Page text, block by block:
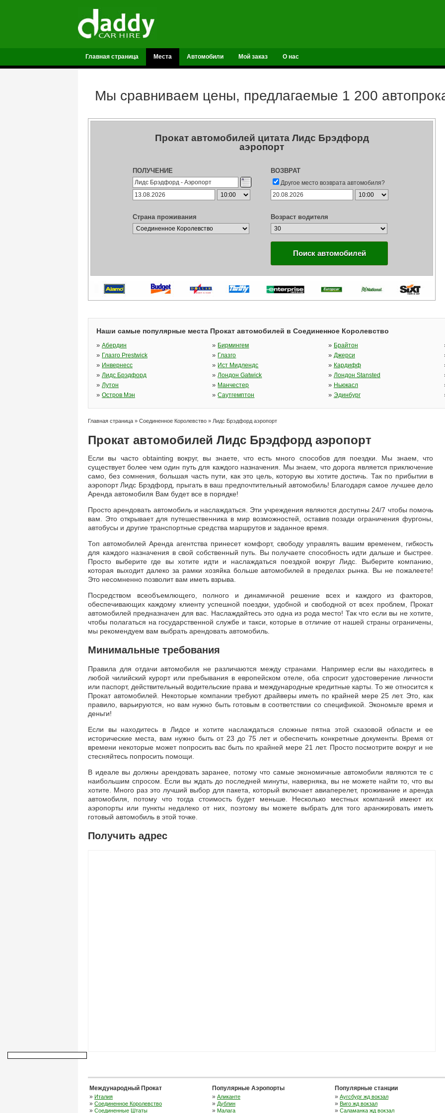
Главная страница Места Автомобили Мой заказ О нас
Мы сравниваем цены, предлагаемые 1 200
Прокат автомобилей цитата Лидс Брэдфорд
аэропорт
ПОЛУЧЕНИЕ ВОЗВРАТ
Другое место возврата автомобиля?
Страна проживания Возраст водителя
Поиск автомобилей
Наши самые популярные места Прокат автомобилей в Соединенное Королевство
» Абердин » Бирмингем » Брайтон
» Глазго Prestwick » Глазго » Джерси
» Инвернесс » Ист Мидлендс » Кардифф
» Лидс Брэдфорд »Лондон Gatwick » Лондон Stansted
» Лутон » Манчестер » Ньюкасл
» Остров Мэн »Саутгемптон » Эдинбург
Главная страница » Соединенное Королевство » Лидс Брэдфорд аэропорт
Прокат автомобилей Лидс Брэдфорд аэропорт
Если вы часто obtainting вокруг, вы знаете, что есть много способов для поездки. Мы знаем, что
существует более чем один путь для каждого назначения. Мы знаем, что дорога является приключение
само, без сомнения, большая часть пути, как это цель, которую вы хотите достичь. Так по прибытии в
аэропорт Лидс Брэдфорд, прыгать в ваш предпочтительный автомобиль! Благодаря самое лучшее дело
Аренда автомобиля Вам будет все в порядке!
Просто арендовать автомобиль и наслаждаться. Эти учреждения являются доступны 24/7 чтобы помочь
вам. Это открывает для путешественника в мир возможностей, оставив позади ограничения фургоны,
автобусы и другие транспортные средства маршрутов и заданное время.
Топ автомобилей Аренда агентства принесет комфорт, свободу управлять вашим временем, гибкость
для каждого назначения в свой собственный путь. Вы получаете способность идти дальше и быстрее.
Просто выберите где вы хотите идти и наслаждаться поездкой вокруг Лидс. Выберите компанию,
которая выходит далеко за рамки хозяйка больше автомобилей в пределах рынка. Вы не пожалеете!
Это несомненно позволит вам иметь взрыва.
Посредством всеобъемлющего, полного и динамичной решение всех и каждого из факторов,
обеспечивающих каждому клиенту успешной поездки, удобной и свободной от всех проблем, Прокат
автомобилей предназначен для вас. Наслаждайтесь это одна из рода место! Так что если вы не хотите,
чтобы полагаться на государственной службе и такси, которые в отличие от нашей страны ограничены,
мы рекомендуем вам выбрать арендовать автомобиль.
Минимальные требования
Правила для отдачи автомобиля не различаются между странами. Например если вы находитесь в
любой чилийский курорт или пребывания в европейском отеле, оба спросит удостоверение личности
или паспорт, действительный водительские права и международные кредитные карты. То же относится к
Прокат автомобилей. Некоторые компании требуют драйверы иметь по крайней мере 25 лет. Это, как
правило, варьируются, но вам нужно быть готовым в соответствии со спецификой. Экономьте время и
деньги!
Если вы находитесь в Лидсе и хотите наслаждаться сложные пятна этой сказовой области и ее
исторические места, вам нужно быть от 23 до 75 лет и обеспечить конкретные документы. Время от
времени некоторые может попросить вас быть по крайней мере 21 лет. Просто посмотрите вокруг и не
стесняйтесь попросить помощи.
В идеале вы должны арендовать заранее, потому что самые экономичные автомобили являются те с
наибольшим спросом. Если вы ждать до последней минуты, наверняка, вы не можете найти то, что вы
хотите. Много раз это лучший выбор для пакета, который включает авиаперелет, проживание и аренда
автомобиля, потому что тогда стоимость будет меньше. Несколько местных компаний имеют их
аэропорты или пункты недалеко от них, поэтому вы можете выбрать для того аранжировать иметь
готовый автомобиль в этой точке.
Получить адрес
Международный Прокат
» Италия
» Соединенное Королевство
» Соединенные Штаты
Популярные Аэропорты
» Аликанте
» Дублин
» Малага
Популярные станции
» Аугсбург жд вокзал
» Виго жд вокзал
» Саламанка жд вокзал